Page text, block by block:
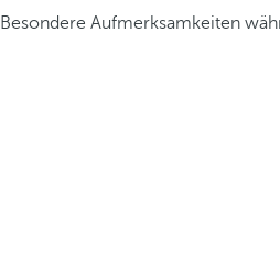
Besondere Aufmerksamkeiten